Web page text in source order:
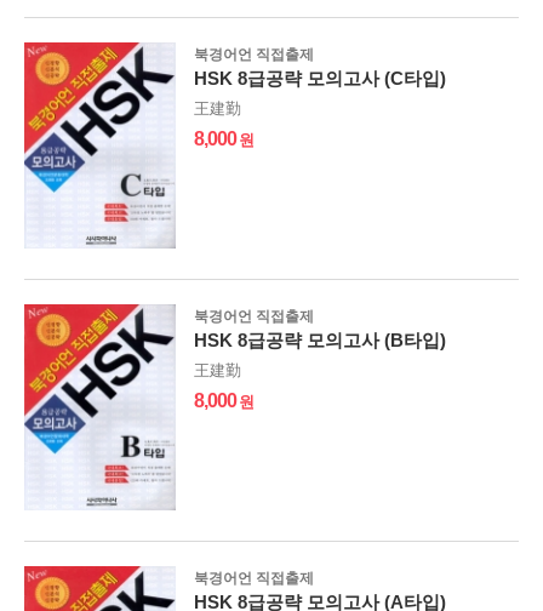
북경어언 직접출제
HSK 8급공략 모의고사 (C타입)
王建勤
8,000
북경어언 직접출제
HSK 8급공략 모의고사 (B타입)
王建勤
8,000
북경어언 직접출제
HSK 8급공략 모의고사 (A타입)